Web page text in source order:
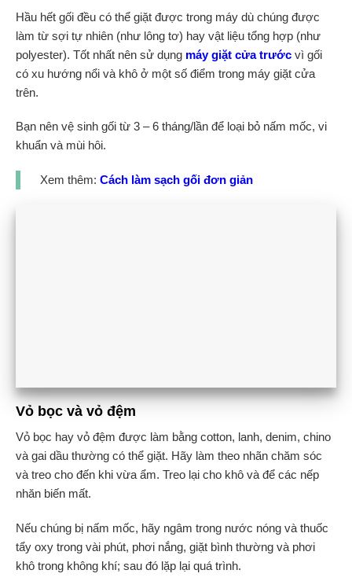
Hầu hết gối đều có thể giặt được trong máy dù chúng được
làm từ sợi tự nhiên (như lông tơ) hay vật liệu tổng hợp (như
polyester). Tốt nhất nên sử dụng máy giặt cửa trước vì gối
có xu hướng nổi và khô ở một số điểm trong máy giặt cửa
trên.
Bạn nên vệ sinh gối từ 3 – 6 tháng/lần để loại bỏ nấm mốc, vi
khuẩn và mùi hôi.
Xem thêm: Cách làm sạch gối đơn giản
Vỏ bọc và vỏ đệm
Vỏ bọc hay vỏ đệm được làm bằng cotton, lanh, denim, chino
và gai dầu thường có thể giặt. Hãy làm theo nhãn chăm sóc
và treo cho đến khi vừa ẩm. Treo lại cho khô và để các nếp
nhăn biến mất.
Nếu chúng bị nấm mốc, hãy ngâm trong nước nóng và thuốc
tẩy oxy trong vài phút, phơi nắng, giặt bình thường và phơi
khô trong không khí; sau đó lặp lại quá trình.